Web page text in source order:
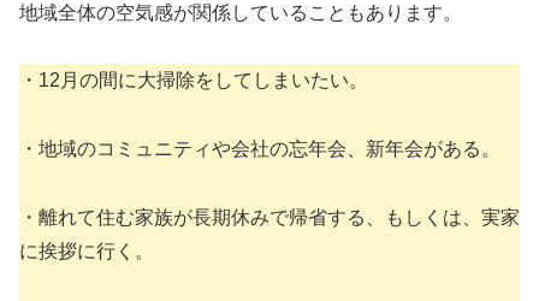
地域全体の空気感が関係していることもあります。
・12月の間に大掃除をしてしまいたい。
・地域のコミュニティや会社の忘年会、新年会がある。
・離れて住む家族が長期休みで帰省する、もしくは、実家
に挨拶に行く。